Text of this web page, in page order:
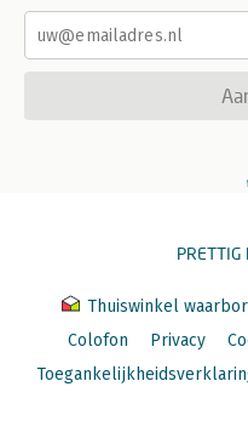
Thuiswinkel
Colofon
Privacy